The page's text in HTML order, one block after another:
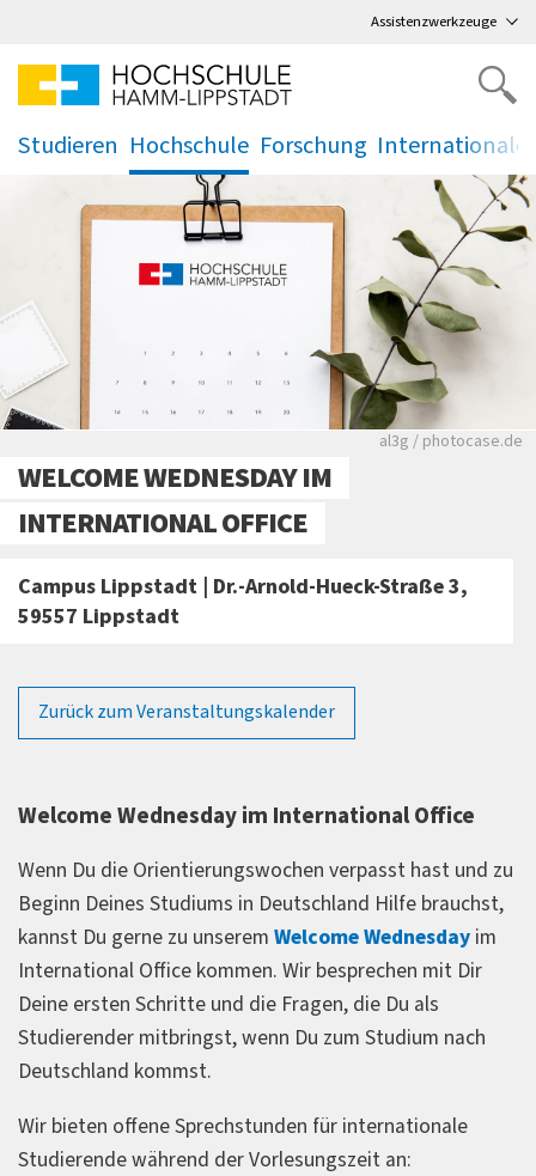
Assistenzwerkzeuge
Studieren Hochschule
.
Forschung
.
Rote leere
al3g / photocase.de
WELCOME WEDNESDAY IM
INTERNATIONAL OFFICE
Campus Lippstadt | Dr.-Arnold-Hueck-Straße 3,
59557 Lippstadt
Zurück zum Veranstaltungskalender
Welcome Wednesday im International Office
Wenn Du die Orientierungswochen verpasst hast und zu
Beginn Deines Studiums in Deutschland Hilfe brauchst,
kannst Du gerne zu unserem Welcome Wednesday im
International Office kommen. Wir besprechen mit Dir
Deine ersten Schritte und die Fragen, die Du als
Studierender mitbringst, wenn Du zum Studium nach
Deutschland kommst.
Wir bieten offene Sprechstunden für internationale
Studierende während der Vorlesungszeit an: